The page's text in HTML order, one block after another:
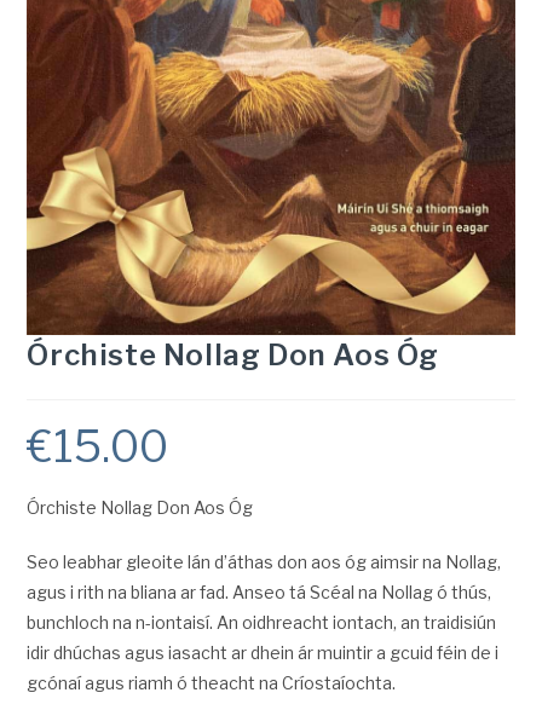
Órchiste Nollag Don Aos Óg
€15.00
Órchiste Nollag Don Aos Óg
Seo leabhar gleoite lán d’áthas don aos óg aimsir na Nollag,
agus i rith na bliana ar fad. Anseo tá Scéal na Nollag ó thús,
bunchloch na n-iontaisí. An oidhreacht iontach, an traidisiún
idir dhúchas agus iasacht ar dhein ár muintir a gcuid féin de i
gcónaí agus riamh ó theacht na Críostaíochta.